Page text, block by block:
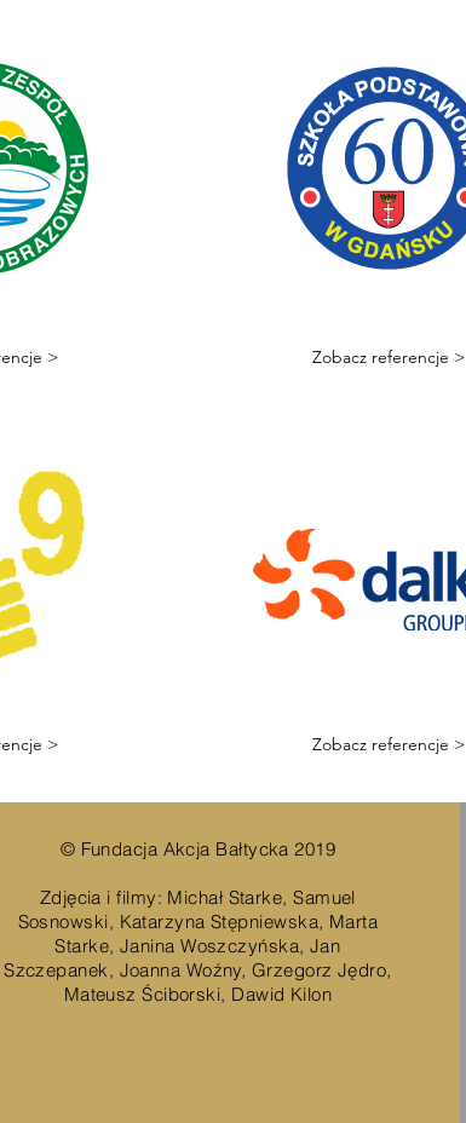
> Zobacz referencje >
> Zobacz referencje >
© Fundacja Akcja Bałtycka 2019
Zdjęcia i filmy: Michał Starke, Samuel
Sosnowski, Katarzyna Stępniewska, Marta
Starke, Janina Woszczyńska, Jan
Szczepanek, Joanna Woźny, Grzegorz Jędro,
Mateusz Ściborski, Dawid Kilon